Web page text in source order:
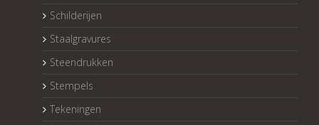
Schilderijen
Staalgravures
Steendrukken
Stempels
Tekeningen